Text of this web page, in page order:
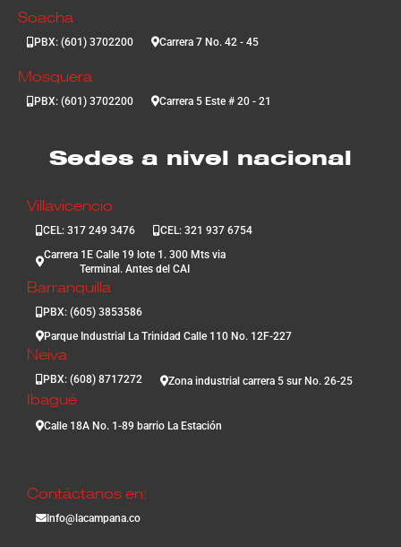
Soacha
PBX: (601) 3702200 Carrera 7 No. 42 - 45
Mosquera
PBX: (601) 3702200 Carrera 5 Este # 20 - 21
Sedes a nivel nacional
Villavicencio
CEL: 317 249 3476
CEL: 321 937 6754
Carrera 1E Calle 19 lote 1. 300 Mts via
Terminal. Antes del CAI
Barranquilla
PBX: (605) 3853586
Parque Industrial La Trinidad Calle 110 No. 12F-227
Neiva
PBX: (608) 8717272 Zona industrial carrera 5 sur No. 26-25
Ibagué
Calle 18A No. 1-89 barrio La Estación
Contáctanos en:
Info@lacampana.co